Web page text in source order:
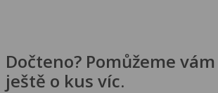
Dočteno? Pomůžeme vám
ještě o kus víc.